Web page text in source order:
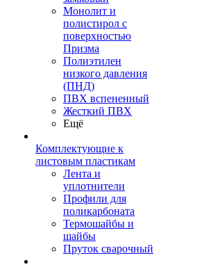
Монолит и
полистирол с
поверхностью
Призма
Полиэтилен
низкого давления
(ПНД)
ПВХ вспененный
Жесткий ПВХ
Ещё
Комплектующие к
листовым пластикам
Лента и
уплотнители
Профили для
поликарбоната
Термошайбы и
шайбы
Пруток сварочный